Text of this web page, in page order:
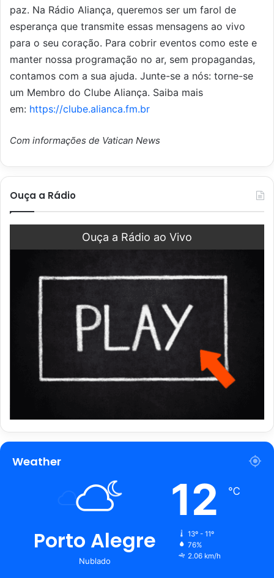
paz. Na Rádio Aliança, queremos ser um farol de
esperança que transmite essas mensagens ao vivo
para o seu coração. Para cobrir eventos como este e
manter nossa programação no ar, sem propagandas,
contamos com a sua ajuda. Junte-se a nós: torne-se
um Membro do Clube Aliança. Saiba mais
em: https://clube.alianca.fm.br
Com informações de Vatican News
Ouça a Rádio
Ouça a Rádio ao Vivo
Weather
Porto Alegre
Nublado
12 ℃
13º - 11º
76%
2.06 km/h